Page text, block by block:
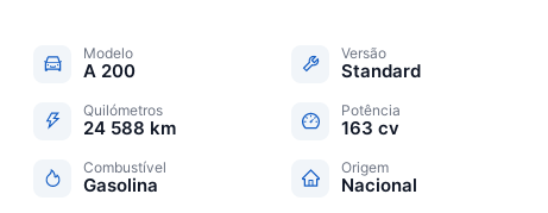
Modelo
A 200
Versão
Standard
Quilómetros
24 588 km
Potência
163 cv
Combustível
Gasolina
Origem
Nacional